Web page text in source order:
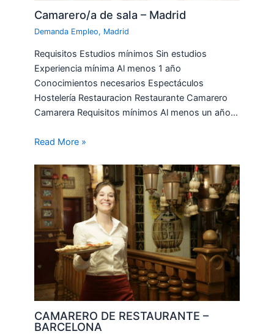
Camarero/a de sala – Madrid
Demanda Empleo, Madrid
Requisitos Estudios mínimos Sin estudios
Experiencia mínima Al menos 1 año
Conocimientos necesarios Espectáculos
Hostelería Restauracion Restaurante Camarero
Camarera Requisitos mínimos Al menos un año…
Read More »
CAMARERO DE RESTAURANTE –
BARCELONA